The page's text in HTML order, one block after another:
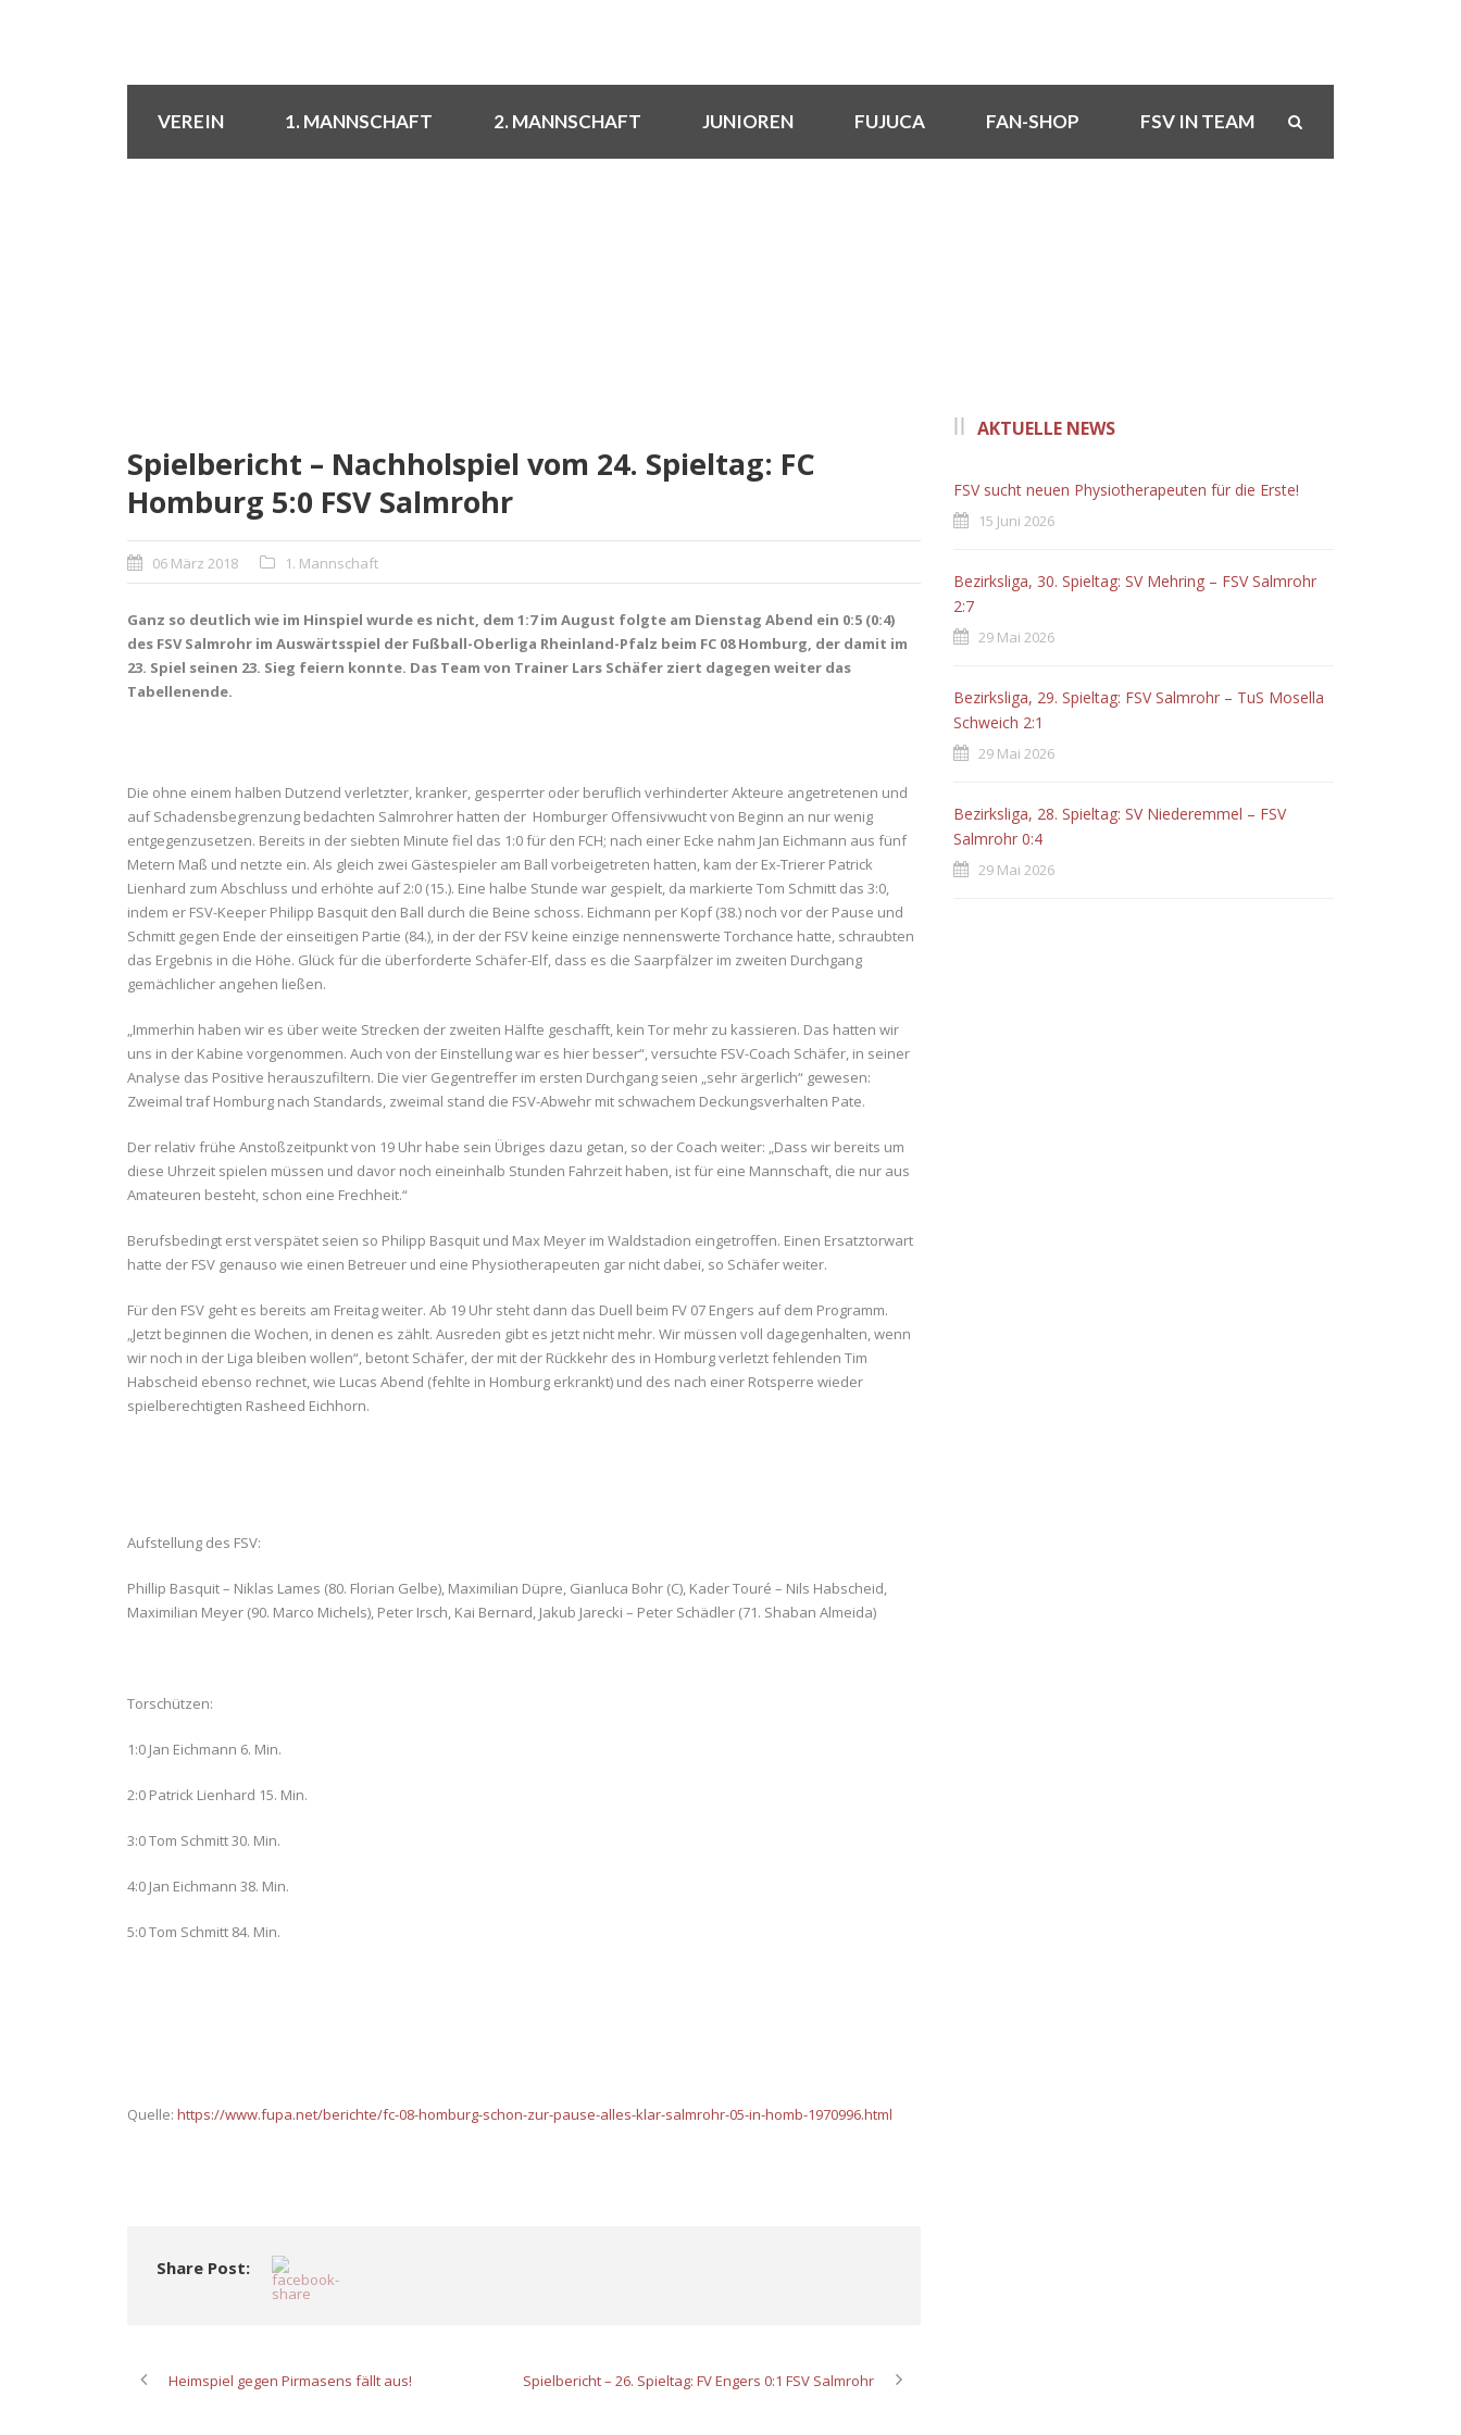
VEREIN 1. MANNSCHAFT 2. MANNSCHAFT JUNIOREN FUJUCA FAN-SHOP FSV IN TEAM
Spielbericht – Nachholspiel vom 24. Spieltag: FC
Homburg 5:0 FSV Salmrohr
06 März 2018 1. Mannschaft
Ganz so deutlich wie im Hinspiel wurde es nicht, dem 1:7 im August folgte am Dienstag Abend ein 0:5 (0:4)
des FSV Salmrohr im Auswärtsspiel der Fußball-Oberliga Rheinland-Pfalz beim FC 08 Homburg, der damit im
23. Spiel seinen 23. Sieg feiern konnte. Das Team von Trainer Lars Schäfer ziert dagegen weiter das
Tabellenende.
Die ohne einem halben Dutzend verletzter, kranker, gesperrter oder beruflich verhinderter Akteure angetretenen und
auf Schadensbegrenzung bedachten Salmrohrer hatten der Homburger Offensivwucht von Beginn an nur wenig
entgegenzusetzen. Bereits in der siebten Minute fiel das 1:0 für den FCH; nach einer Ecke nahm Jan Eichmann aus fünf
Metern Maß und netzte ein. Als gleich zwei Gästespieler am Ball vorbeigetreten hatten, kam der Ex-Trierer Patrick
Lienhard zum Abschluss und erhöhte auf 2:0 (15.). Eine halbe Stunde war gespielt, da markierte Tom Schmitt das 3:0,
indem er FSV-Keeper Philipp Basquit den Ball durch die Beine schoss. Eichmann per Kopf (38.) noch vor der Pause und
Schmitt gegen Ende der einseitigen Partie (84.), in der der FSV keine einzige nennenswerte Torchance hatte, schraubten
das Ergebnis in die Höhe. Glück für die überforderte Schäfer-Elf, dass es die Saarpfälzer im zweiten Durchgang
gemächlicher angehen ließen.
„Immerhin haben wir es über weite Strecken der zweiten Hälfte geschafft, kein Tor mehr zu kassieren. Das hatten wir
uns in der Kabine vorgenommen. Auch von der Einstellung war es hier besser“, versuchte FSV-Coach Schäfer, in seiner
Analyse das Positive herauszufiltern. Die vier Gegentreffer im ersten Durchgang seien „sehr ärgerlich“ gewesen:
Zweimal traf Homburg nach Standards, zweimal stand die FSV-Abwehr mit schwachem Deckungsverhalten Pate.
Der relativ frühe Anstoßzeitpunkt von 19 Uhr habe sein Übriges dazu getan, so der Coach weiter: „Dass wir bereits um
diese Uhrzeit spielen müssen und davor noch eineinhalb Stunden Fahrzeit haben, ist für eine Mannschaft, die nur aus
Amateuren besteht, schon eine Frechheit.“
Berufsbedingt erst verspätet seien so Philipp Basquit und Max Meyer im Waldstadion eingetroffen. Einen Ersatztorwart
hatte der FSV genauso wie einen Betreuer und eine Physiotherapeuten gar nicht dabei, so Schäfer weiter.
Für den FSV geht es bereits am Freitag weiter. Ab 19 Uhr steht dann das Duell beim FV 07 Engers auf dem Programm.
„Jetzt beginnen die Wochen, in denen es zählt. Ausreden gibt es jetzt nicht mehr. Wir müssen voll dagegenhalten, wenn
wir noch in der Liga bleiben wollen“, betont Schäfer, der mit der Rückkehr des in Homburg verletzt fehlenden Tim
Habscheid ebenso rechnet, wie Lucas Abend (fehlte in Homburg erkrankt) und des nach einer Rotsperre wieder
spielberechtigten Rasheed Eichhorn.
Aufstellung des FSV:
Phillip Basquit – Niklas Lames (80. Florian Gelbe), Maximilian Düpre, Gianluca Bohr (C), Kader Touré – Nils Habscheid,
Maximilian Meyer (90. Marco Michels), Peter Irsch, Kai Bernard, Jakub Jarecki – Peter Schädler (71. Shaban Almeida)
Torschützen:
1:0 Jan Eichmann 6. Min.
2:0 Patrick Lienhard 15. Min.
3:0 Tom Schmitt 30. Min.
4:0 Jan Eichmann 38. Min.
5:0 Tom Schmitt 84. Min.
Quelle: https://www.fupa.net/berichte/fc-08-homburg-schon-zur-pause-alles-klar-salmrohr-05-in-homb-1970996.html
Share Post:
Heimspiel gegen Pirmasens fällt aus! Spielbericht – 26. Spieltag: FV Engers 0:1 FSV Salmrohr
AKTUELLE NEWS
FSV sucht neuen Physiotherapeuten für die Erste!
15 Juni 2026
Bezirksliga, 30. Spieltag: SV Mehring – FSV Salmrohr
2:7
29 Mai 2026
Bezirksliga, 29. Spieltag: FSV Salmrohr – TuS Mosella
Schweich 2:1
29 Mai 2026
Bezirksliga, 28. Spieltag: SV Niederemmel – FSV
Salmrohr 0:4
29 Mai 2026